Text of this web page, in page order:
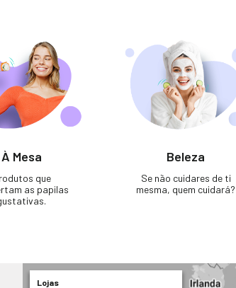
À Mesa
que
as papilas
Beleza
Se não cuidares de ti
mesma, quem cuidará?
Lojas